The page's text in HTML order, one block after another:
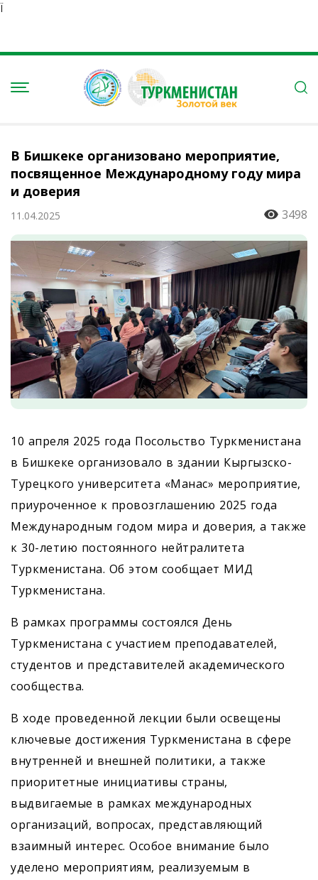
Ï
В Бишкеке организовано мероприятие,
посвященное Международному году мира
и доверия
11.04.2025 3498
10 апреля 2025 года Посольство Туркменистана
в Бишкеке организовало в здании Кыргызско-
Турецкого университета «Манас» мероприятие,
приуроченное к провозглашению 2025 года
Международным годом мира и доверия, а также
к 30-летию постоянного нейтралитета
Туркменистана. Об этом сообщает МИД
Туркменистана.
В рамках программы состоялся День
Туркменистана с участием преподавателей,
студентов и представителей академического
сообщества.
В ходе проведенной лекции были освещены
ключевые достижения Туркменистана в сфере
внутренней и внешней политики, а также
приоритетные инициативы страны,
выдвигаемые в рамках международных
организаций, вопросах, представляющий
взаимный интерес. Особое внимание было
уделено мероприятиям, реализуемым в